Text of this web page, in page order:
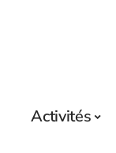
Activités